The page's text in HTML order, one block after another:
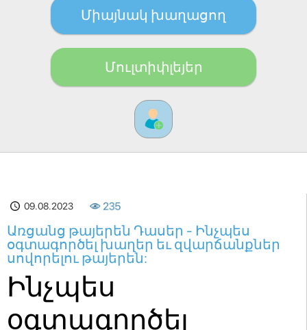
Միայնակ խաղացող
Մուլտիփլեյեր
09.08.2023 235
Առցանց թայերեն Դասեր - Ինչպես
օգտագործել խաղեր եւ զվարճանքներ
սովորելու թայերեն:
Ինչպես
օգտագործել